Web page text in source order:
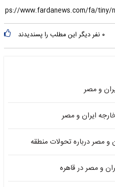
۰ نفر دیگر این مطلب را پسندیدند
و مصر
ایران و مصر
و مصر درباره تحولات منطقه
و مصر در قاهره